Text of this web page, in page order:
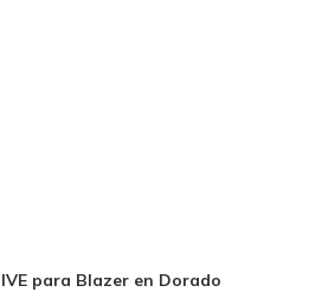
para Blazer en Dorado